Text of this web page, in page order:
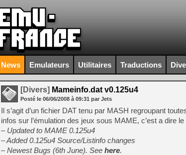
News Emulateurs Utilitaires Traductions
[Divers] Mameinfo.dat v0.125u4
Posté le 06/06/2008 à 09:31 par Jets
Il s’agit d’un fichier DAT tenu par MASH regroupant
infos sur l’émulation des jeux sous MAME, c’est a dire
– Updated to MAME 0.125u4
– Added 0.125u4 Source/Listinfo changes
– Newest Bugs (6th June). See here.